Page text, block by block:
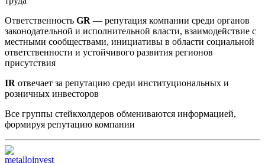
Ответственность GR — репутация компании среди органов
законодательной и исполнительной власти, взаимодействие с
местными сообществами, инициативы в области социальной
ответственности и устойчивого развития регионов
присутствия
IR отвечает за репутацию среди институциональных и
розничных инвесторов
Все группы стейкхолдеров обмениваются информацией,
формируя репутацию компании